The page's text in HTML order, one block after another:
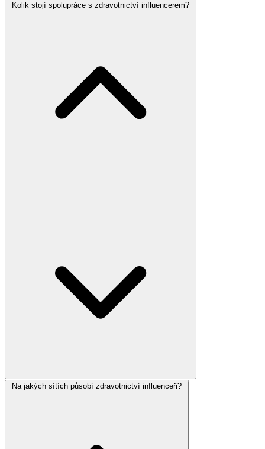
Kolik stojí spolupráce s zdravotnictví influencerem?
Na jakých sítích působí zdravotnictví influenceři?